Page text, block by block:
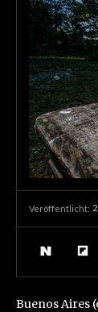
Veröffentlicht:
Buenos Aires